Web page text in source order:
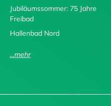
Jubiläumssommer: 75 Jahre
Freibad
Hallenbad Nord
...mehr